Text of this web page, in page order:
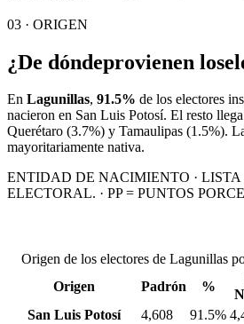
03 · ORIGEN
¿De dóndeprovienen los
En Lagunillas, 91.5% de los electores
nacieron en San Luis Potosí. El resto
Querétaro (3.7%) y Tamaulipas (1.5%).
mayoritariamente nativa.
ENTIDAD DE NACIMIENTO ·
ELECTORAL. · PP = PUNTOS
Origen de los electores de Lagunillas
Origen
Padrón %
San Luis Potosí
4,608 91.5%